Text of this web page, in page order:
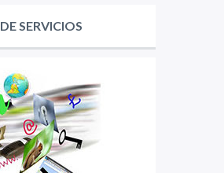
SERVICIOS